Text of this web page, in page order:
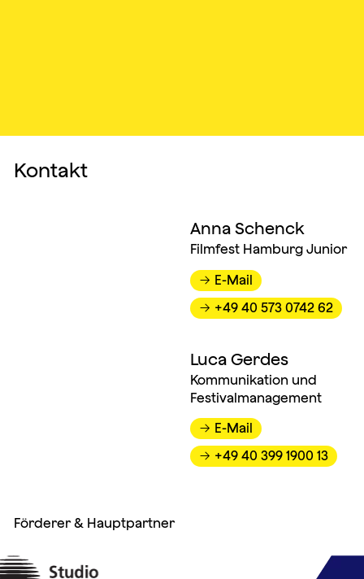
Kontakt
Anna Schenck
Filmfest Hamburg Junior
→ E-Mail
→ +49 40 573 0742 62
Luca Gerdes
Kommunikation und
Festivalmanagement
→ E-Mail
→ +49 40 399 1900 13
Förderer & Hauptpartner